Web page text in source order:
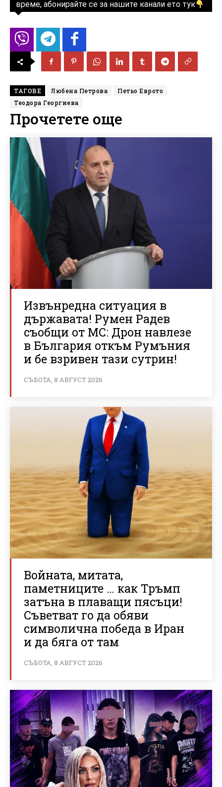
време, абонирайте се за нашите канали ето тук
ТАГОВЕ Любена Петрова
Петьо Еврото
Теодора Георгиева
Прочетете още
Извънредна ситуация в
държавата! Румен Радев
съобщи от МС: Дрон навлезе
в България откъм Румъния
и бе взривен тази сутрин!
СЪБОТА, 8 АВГУСТ 2026
Войната, митата,
паметниците … как Тръмп
затъна в плаващи пясъци!
Съветват го да обяви
символична победа в Иран
и да бяга от там
СЪБОТА, 8 АВГУСТ 2026